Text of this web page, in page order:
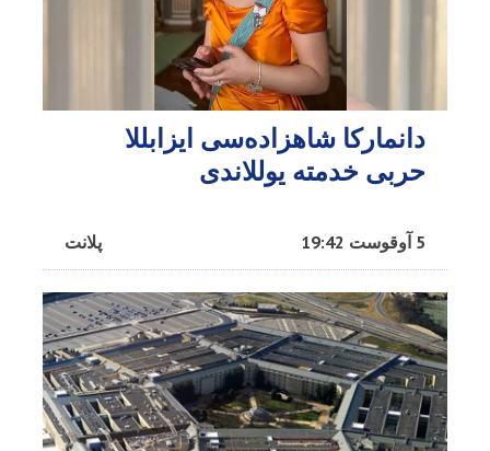
دانمارکا شاهزاده‌سی ایزابللا
حربی خدمته یوللاندی
پلانت 5 آوقوست 19:42